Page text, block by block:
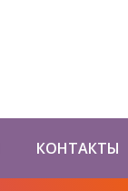
КОНТАКТЫ